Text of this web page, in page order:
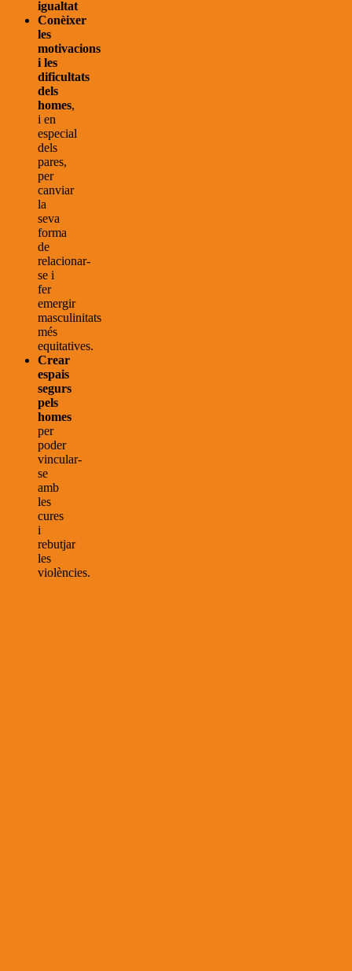
igualtat
Conèixer
les
motivacions
i les
dificultats
dels
homes,
i en
especial
dels
pares,
per
canviar
la
seva
forma
de
relacionar-
se i
fer
emergir
masculinitats
més
equitatives.
Crear
espais
segurs
pels
homes
per
poder
vincular-
se
amb
les
cures
i
rebutjar
les
violències.